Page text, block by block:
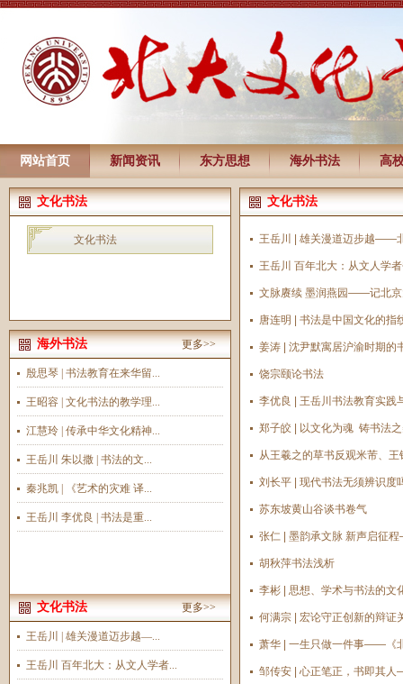
网站首页 新闻资讯 东方思想 海外书法 高
文化书法
文化书法
海外书法 更多>>
殷思琴 | 书法教育在来华留...
王昭容 | 文化书法的教学理...
江慧玲 | 传承中华文化精神...
王岳川 朱以撒 | 书法的文...
秦兆凯 | 《艺术的灾难 译...
王岳川 李优良 | 书法是重...
文化书法 更多>>
王岳川 | 雄关漫道迈步越—...
王岳川 百年北大：从文人学者...
文化书法
王岳川 | 雄关漫道迈步越——
王岳川 百年北大：从文人学
文脉赓续 墨润燕园——记北京
唐连明 | 书法是中国文化的指
姜涛 | 沈尹默寓居沪渝时期的
饶宗颐论书法
李优良 | 王岳川书法教育实践
郑子皎 | 以文化为魂 铸书法
从王羲之的草书反观米芾、王
刘长平 | 现代书法无须辨识度
苏东坡黄山谷谈书卷气
张仁 | 墨韵承文脉 新声启征
胡秋萍书法浅析
李彬 | 思想、学术与书法的
何满宗 | 宏论守正创新的辩
萧华 | 一生只做一件事——《
邹传安 | 心正笔正，书即其